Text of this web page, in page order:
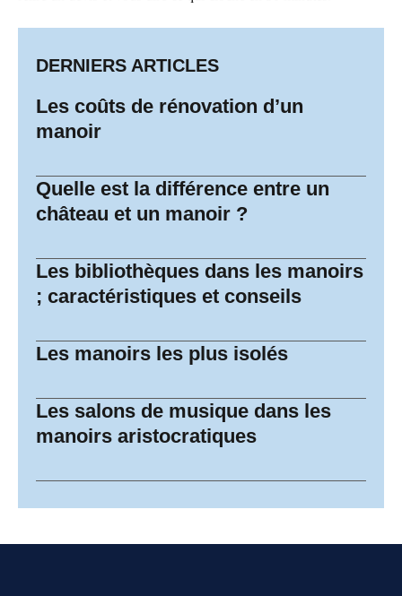
DERNIERS ARTICLES
Les coûts de rénovation d’un
manoir
Quelle est la différence entre un
château et un manoir ?
Les bibliothèques dans les manoirs
; caractéristiques et conseils
Les manoirs les plus isolés
Les salons de musique dans les
manoirs aristocratiques